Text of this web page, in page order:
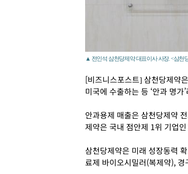
▲ 전인석 삼천당제약 대표이사 사장. <삼천
[비즈니스포스트] 삼천당제약
미국에 수출하는 등 ‘안과 명가
안과용제 매출은 삼천당제약
제약은 국내 점안제 1위 기업
삼천당제약은 미래 성장동력
료제 바이오시밀러(복제약),